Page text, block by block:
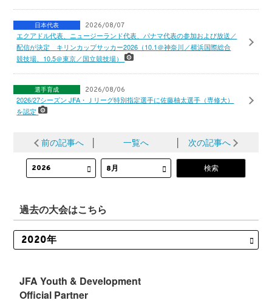
日本代表 2026/08/07
エクアドル代表、ニュージーランド代表、パナマ代表の参加および放送／
配信が決定 キリンカップサッカー2026（10.1＠神奈川／横浜国際総合
競技場、10.5＠東京／国立競技場）
選手育成 2026/08/06
2026/27シーズン JFA・Ｊリーグ特別指定選手に佐藤柚太選手（専修大）
を認定
前の記事へ 一覧へ 次の記事へ
過去の大会はこちら
JFA Youth & Development
Official Partner